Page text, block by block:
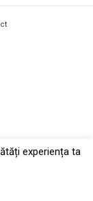
experiența ta